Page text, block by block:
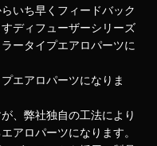
いち早くフィードバック
ディフューザーシリーズ
ータイプエアロパーツに
エアロパーツになりま
、弊社独自の工法により
アロパーツになります。